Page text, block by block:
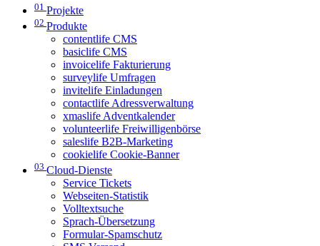
01 Projekte
02 Produkte
contentlife CMS
basiclife CMS
invoicelife Fakturierung
surveylife Umfragen
invitelife Einladungen
contactlife Adressverwaltung
xmaslife Adventkalender
volunteerlife Freiwilligenbörse
saleslife B2B-Marketing
cookielife Cookie-Banner
03 Cloud-Dienste
Service Tickets
Webseiten-Statistik
Volltextsuche
Sprach-Übersetzung
Formular-Spamschutz